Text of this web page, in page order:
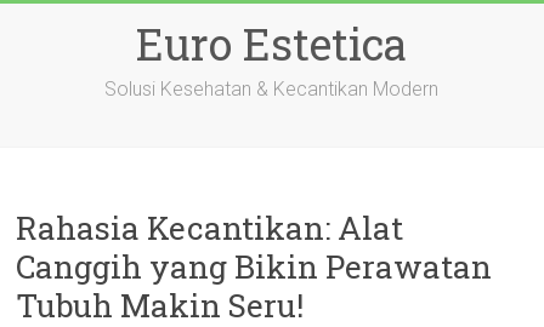
Euro Estetica
Solusi Kesehatan & Kecantikan Modern
Rahasia Kecantikan: Alat
Canggih yang Bikin Perawatan
Tubuh Makin Seru!